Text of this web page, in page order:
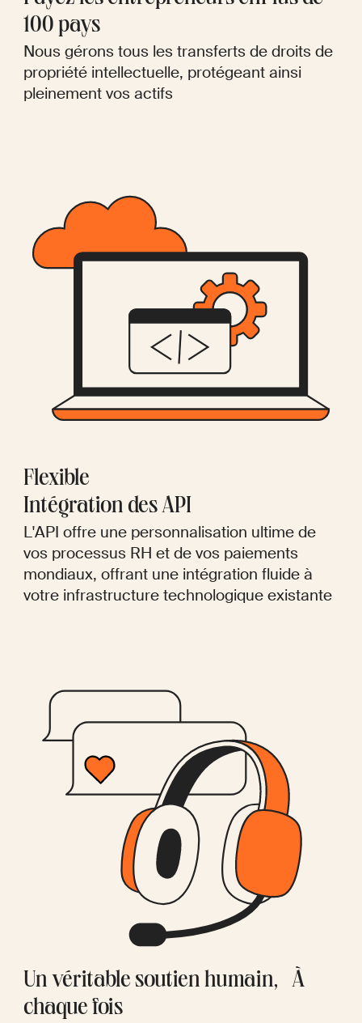
100 pays
Nous gérons tous les transferts de droits de
propriété intellectuelle, protégeant ainsi
pleinement vos actifs
Flexible
Intégration des API
L'API offre une personnalisation ultime de
vos processus RH et de vos paiements
mondiaux, offrant une intégration fluide à
votre infrastructure technologique existante
Un véritable soutien humain, À
chaque fois